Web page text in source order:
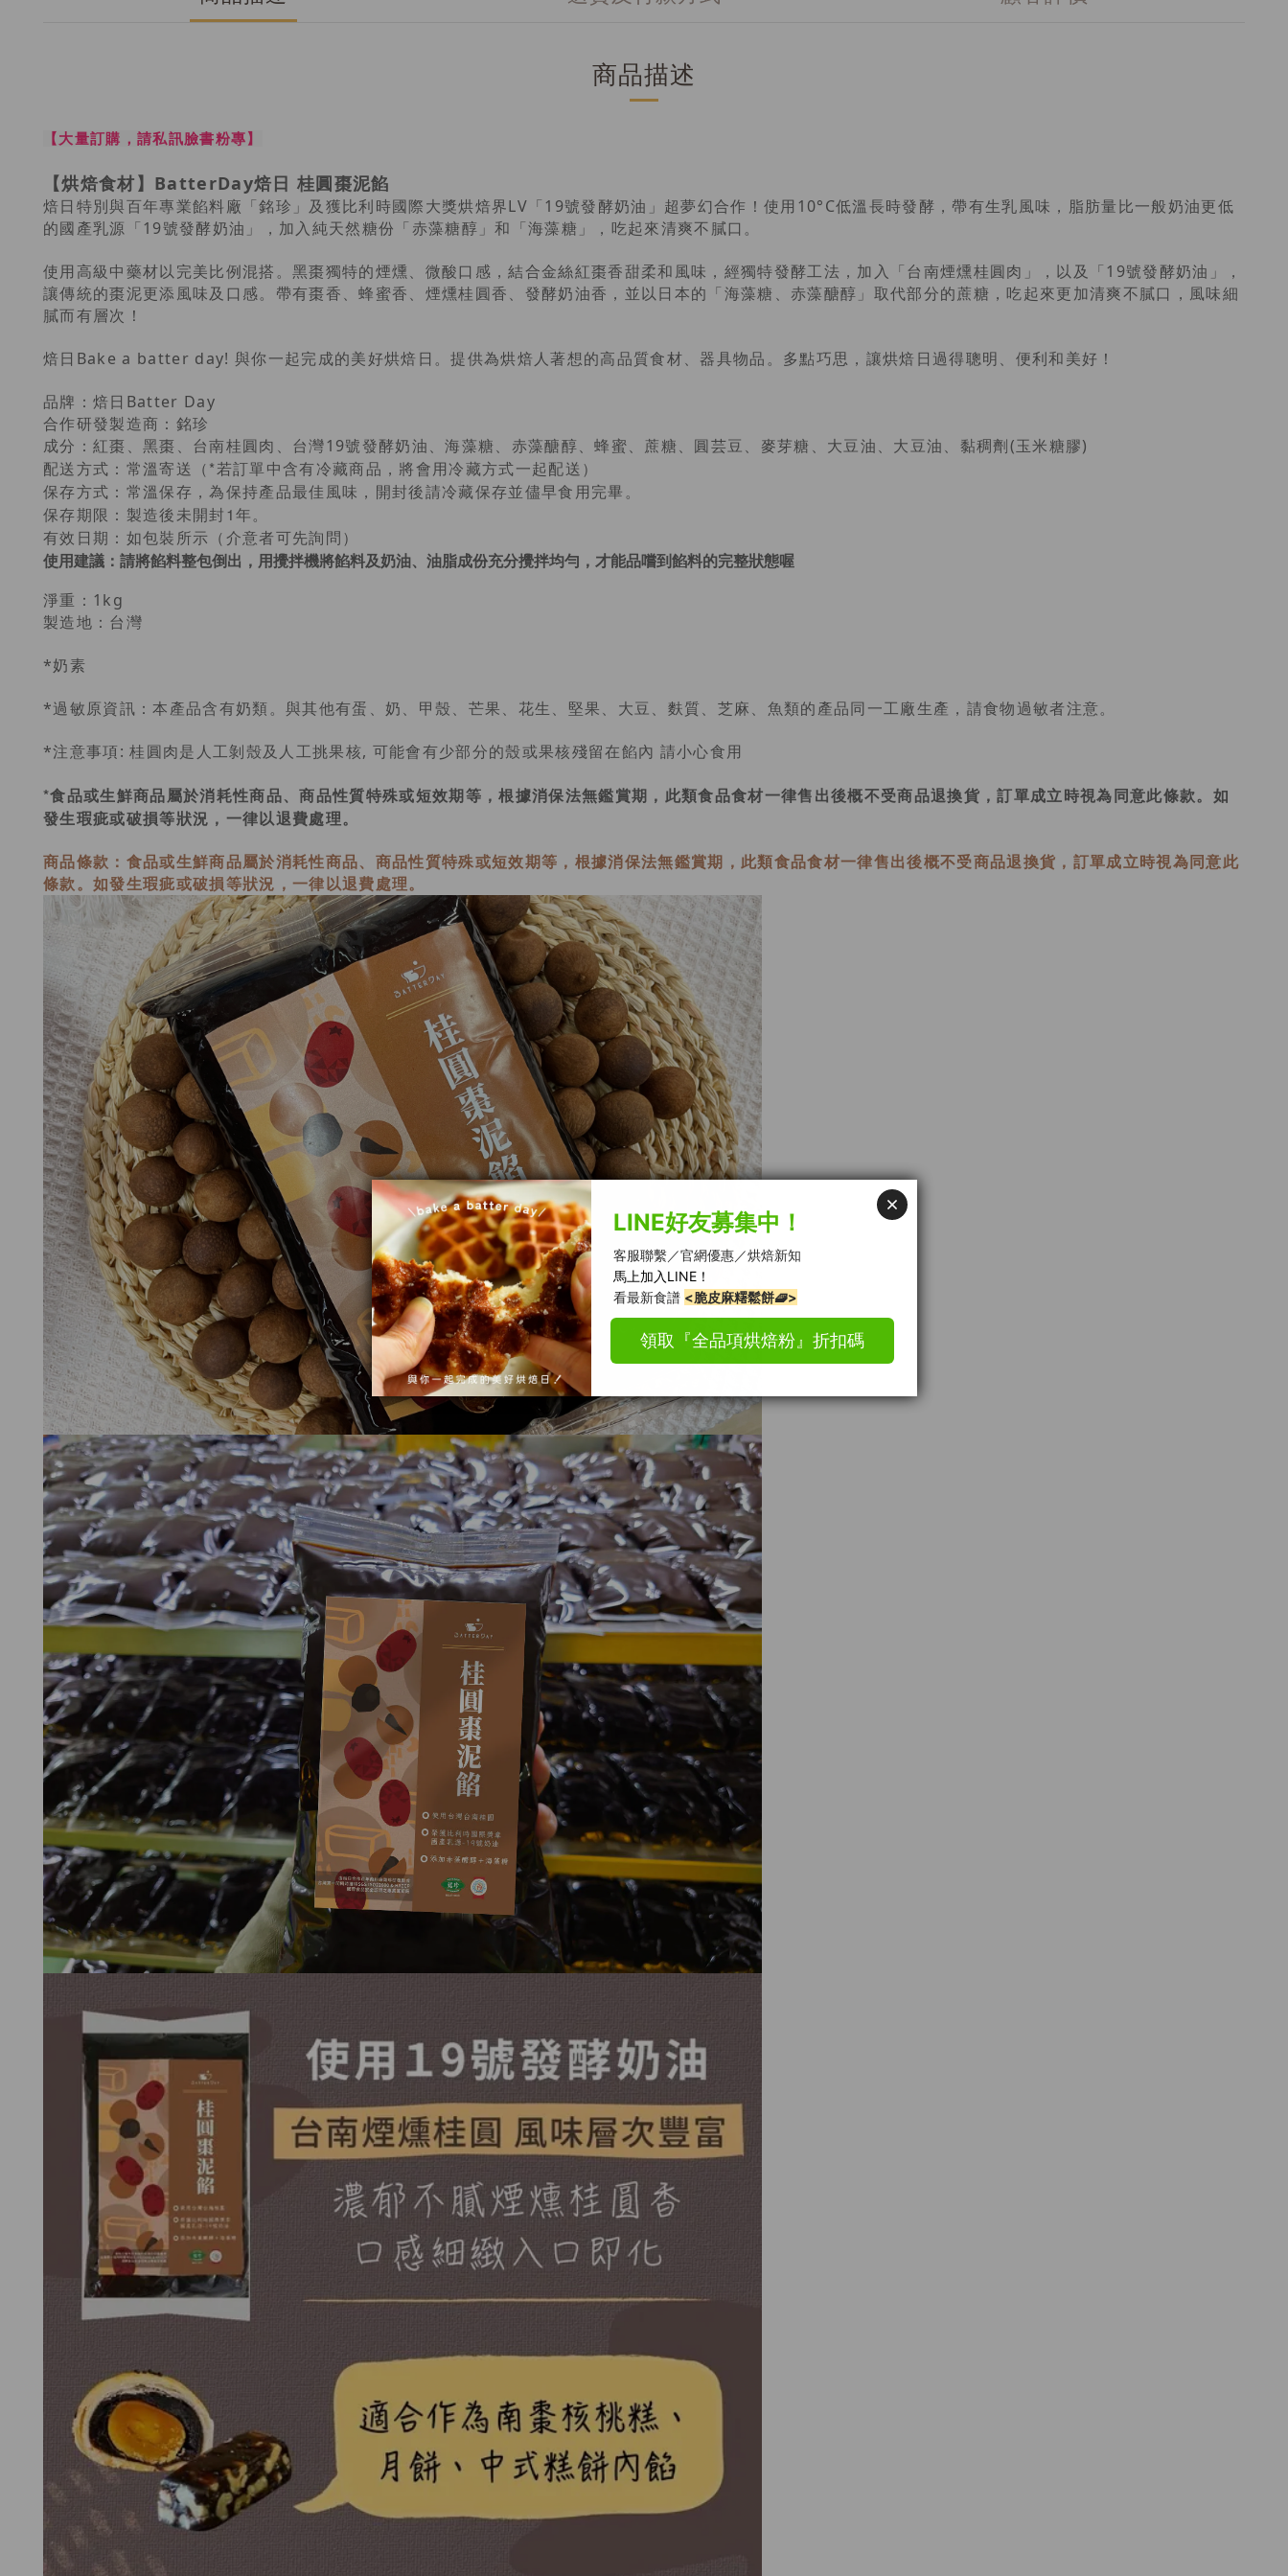
商品描述
【大量訂購，請私訊臉書粉專】
【烘焙食材】BatterDay焙日 桂圓棗泥餡
焙日特別與百年專業餡料廠「銘珍」及獲比利時國際大獎烘焙界LV「19號發酵奶油」超夢幻合作！使用10°C低溫長時發酵，帶有生乳風味，脂肪量比一般奶油更低
的國產乳源「19號發酵奶油」，加入純天然糖份「赤藻糖醇」和「海藻糖」，吃起來清爽不膩口。
使用高級中藥材以完美比例混搭。黑棗獨特的煙燻、微酸口感，結合金絲紅棗香甜柔和風味，經獨特發酵工法，加入「台南煙燻桂圓肉」，以及「19號發酵奶油」，
讓傳統的棗泥更添風味及口感。帶有棗香、蜂蜜香、煙燻桂圓香、發酵奶油香，並以日本的「海藻糖、赤藻醣醇」取代部分的蔗糖，吃起來更加清爽不膩口，風味細
膩而有層次！
焙日Bake a batter day! 與你一起完成的美好烘焙日。提供為烘焙人著想的高品質食材、器具物品。多點巧思，讓烘焙日過得聰明、便利和美好！
品牌：焙日Batter Day
合作研發製造商：銘珍
成分： 紅棗、黑棗、台南桂圓肉、台灣19號發酵奶油、海藻糖、赤藻醣醇、蜂蜜、蔗糖、圓芸豆、麥芽糖、大豆油、大豆油、黏稠劑(玉米糖膠)
配送方式：常溫寄送（*若訂單中含有冷藏商品，將會用冷藏方式一起配送）
保存方式：常溫保存，為保持產品最佳風味，開封後請冷藏保存並儘早食用完畢。
保存期限：製造後未開封1年。
有效日期：如包裝所示（介意者可先詢問）
使用建議 ：請將餡料整包倒出，用攪拌機將餡料及奶油、油脂成份充分攪拌均勻，才能品嚐到餡料的完整狀態喔
淨重：1kg
製造地：台灣
*奶素
*過敏原資訊：本產品含有奶類。與其他有蛋、奶、甲殼、芒果、花生、堅果、大豆、麩質、芝麻、魚類的產品同一工廠生產，請食物過敏者注意。
*注意事項: 桂圓肉是人工剝殼及人工挑果核, 可能會有少部分的殼或果核殘留在餡內 請小心食用
*食品或生鮮商品屬於消耗性商品、商品性質特殊或短效期等，根據消保法無鑑賞期，此類食品食材一律售出後概不受商品退換貨，訂單成立時視為同意此條款。如
發生瑕疵或破損等狀況，一律以退費處理。
商品條款： 食品或生鮮商品屬於消耗性商品、商品性質特殊或短效期等，根據消保法無鑑賞期，此類食品食材一律售出後概不受商品退換貨，訂單成立時視為同意此
條款。如發生瑕疵或破損等狀況，一律以退費處理。